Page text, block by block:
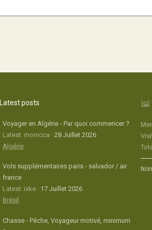
Latest posts
Voyager en Algérie - Par quoi commencer ?
Latest: monicca
28 Juillet 2026
Algérie
Vols supplémentaires paris - salvador / air
france
Latest: ixke
17 Juillet 2026
Brésil
Chasse - Pêche, Voyageur motivé, minimum